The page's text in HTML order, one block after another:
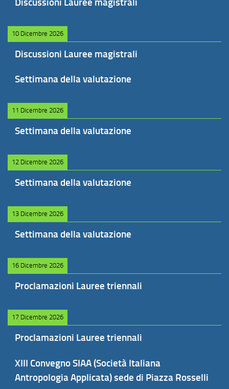
10 Dicembre 2026
Discussioni Lauree magistrali
Settimana della valutazione
11 Dicembre 2026
Settimana della valutazione
12 Dicembre 2026
Settimana della valutazione
13 Dicembre 2026
Settimana della valutazione
16 Dicembre 2026
Proclamazioni Lauree triennali
17 Dicembre 2026
Proclamazioni Lauree triennali
XIII Convegno SIAA (Società Italiana
Antropologia Applicata) sede di Piazza Rosselli